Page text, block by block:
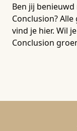
Ben jij
Conclusion?
vind je hier. Wil
Conclusion